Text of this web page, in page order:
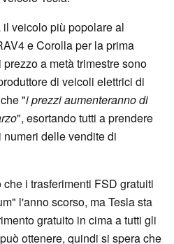
veicolo più popolare al
e Corolla per la prima
a metà trimestre sono
di veicoli elettrici di
"i prezzi aumenteranno di
", esortando tutti a prendere
delle vendite di
i trasferimenti FSD gratuiti
l'anno scorso, ma Tesla sta
gratuito in cima a tutti gli
ottenere, quindi si spera che